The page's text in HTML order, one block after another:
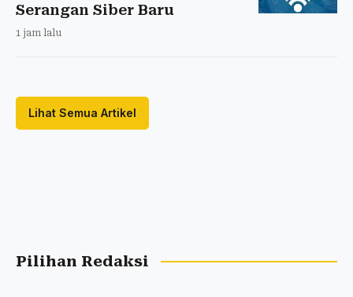
Serangan Siber Baru
1 jam lalu
Lihat Semua Artikel
Pilihan Redaksi